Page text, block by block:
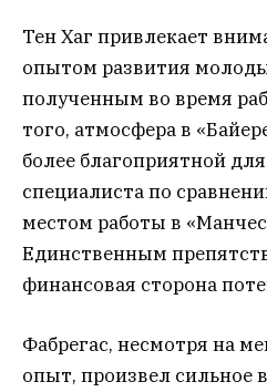
Тен Хаг привлекает
опытом развития
полученным во время
того, атмосфера в
более благоприятной
специалиста по
местом работы в
Единственным
финансовая сторона
Фабрегас, несмотря на
опыт, произвел сильное